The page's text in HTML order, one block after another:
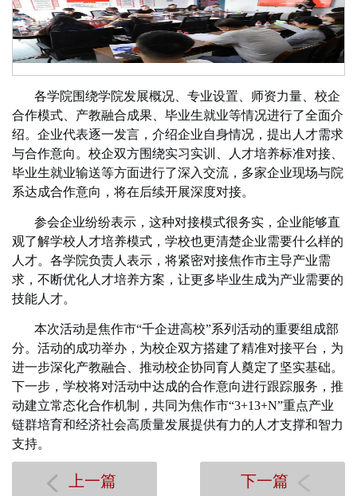
各学院围绕学院发展概况、专业设置、师资力量、校企
合作模式、产教融合成果、毕业生就业等情况进行了全面介
绍。企业代表逐一发言，介绍企业自身情况，提出人才需求
与合作意向。校企双方围绕实习实训、人才培养标准对接、
毕业生就业输送等方面进行了深入交流，多家企业现场与院
系达成合作意向，将在后续开展深度对接。
参会企业纷纷表示，这种对接模式很务实，企业能够直
观了解学校人才培养模式，学校也更清楚企业需要什么样的
人才。各学院负责人表示，将紧密对接焦作市主导产业需
求，不断优化人才培养方案，让更多毕业生成为产业需要的
技能人才。
本次活动是焦作市“千企进高校”系列活动的重要组成部
分。活动的成功举办，为校企双方搭建了精准对接平台，为
进一步深化产教融合、推动校企协同育人奠定了坚实基础。
下一步，学校将对活动中达成的合作意向进行跟踪服务，推
动建立常态化合作机制，共同为焦作市“3+13+N”重点产业
链群培育和经济社会高质量发展提供有力的人才支撑和智力
支持。
上一篇 下一篇